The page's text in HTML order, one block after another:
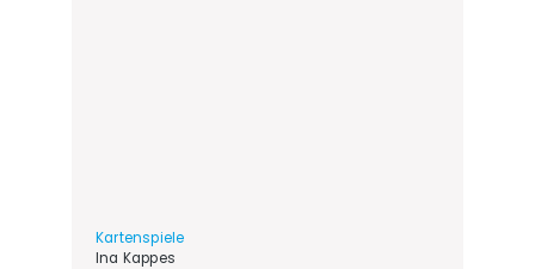
Kartenspiele
Ina Kappes